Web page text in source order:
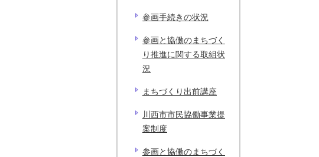
参画手続きの状況
参画と協働のまちづく
り推進に関する取組状
況
まちづくり出前講座
川西市市民協働事業提
案制度
参画と協働のまちづく